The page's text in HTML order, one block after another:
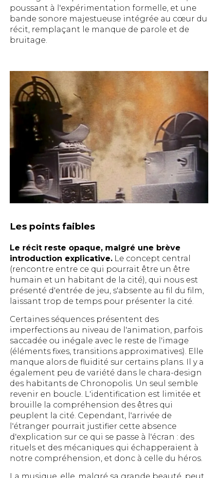
poussant à l'expérimentation formelle, et une
bande sonore majestueuse intégrée au cœur du
récit, remplaçant le manque de parole et de
bruitage.
Les points faibles
Le récit reste opaque, malgré une brève
introduction explicative. Le concept central
(rencontre entre ce qui pourrait être un être
humain et un habitant de la cité), qui nous est
présenté d'entrée de jeu, s'absente au fil du film,
laissant trop de temps pour présenter la cité.
Certaines séquences présentent des
imperfections au niveau de l'animation, parfois
saccadée ou inégale avec le reste de l'image
(éléments fixes, transitions approximatives). Elle
manque alors de fluidité sur certains plans. Il y a
également peu de variété dans le chara-design
des habitants de Chronopolis. Un seul semble
revenir en boucle. L'identification est limitée et
brouille la compréhension des êtres qui
peuplent la cité. Cependant, l'arrivée de
l'étranger pourrait justifier cette absence
d'explication sur ce qui se passe à l'écran : des
rituels et des mécaniques qui échapperaient à
notre compréhension, et donc à celle du héros.